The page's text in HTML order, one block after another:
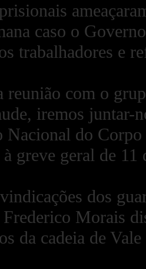
caso o
trabalhadores e
reunião com o
iremos juntar-
Nacional do
greve geral de 11
dos
Frederico Morais
da cadeia de